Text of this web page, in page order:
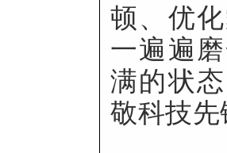
顿、优
一遍遍
满的状
敬科技